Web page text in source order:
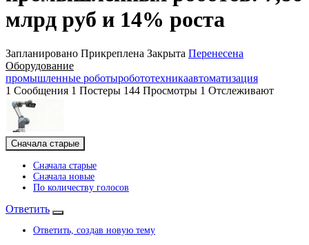
млрд руб и 14% роста
Запланировано Прикреплена Закрыта Перенесена
Оборудование
промышленные роботыробототехникаавтоматизация
1 Сообщения 1 Постеры 144 Просмотры 1 Отслеживают
Сначала старые
Сначала старые
Сначала новые
По количеству голосов
Ответить
Ответить, создав новую тему